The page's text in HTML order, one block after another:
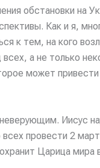
обстановки
Как и я,
к тем, на кого
а не только
может
Иисус
провести 2
Царица мира